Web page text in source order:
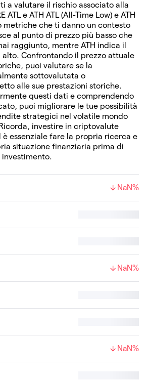
a valutare il rischio associato alla
ATL e ATH ATL (All-Time Low) e ATH
metriche che ti danno un contesto
al punto di prezzo più basso che
raggiunto, mentre ATH indica il
alto. Confrontando il prezzo attuale
puoi valutare se la
sottovalutata o
alle sue prestazioni storiche.
questi dati e comprendendo
puoi migliorare le tue possibilità
strategici nel volatile mondo
investire in criptovalute
essenziale fare la propria ricerca e
situazione finanziaria prima di
NaN%
NaN%
NaN%